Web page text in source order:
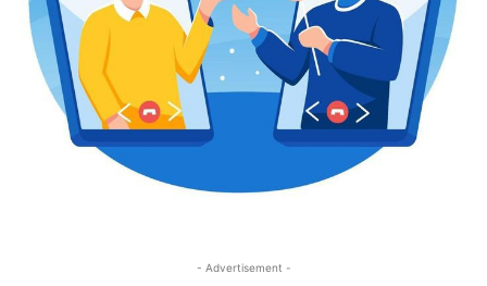
- Advertisement -